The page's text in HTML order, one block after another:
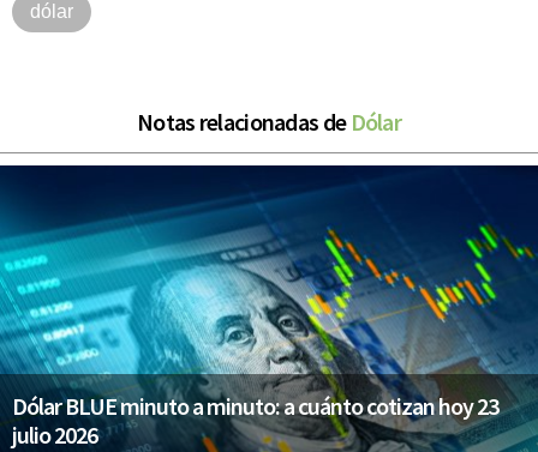
dólar
Notas relacionadas de Dólar
Dólar BLUE minuto a minuto: a cuánto cotizan hoy 23
julio 2026